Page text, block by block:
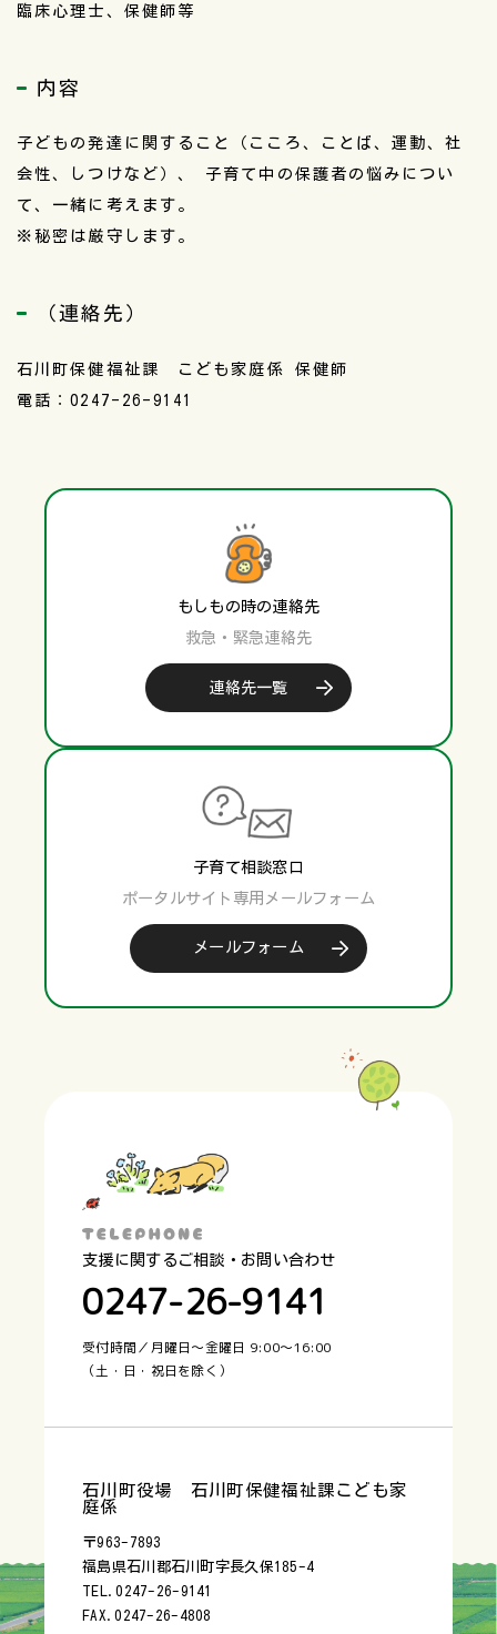
臨床心理士、保健師等
内容
子どもの発達に関すること（こころ、ことば、運動、社
会性、しつけなど）、 子育て中の保護者の悩みについ
て、一緒に考えます。
※秘密は厳守します。
（連絡先）
石川町保健福祉課 こども家庭係 保健師
電話：0247-26-9141
もしもの時の連絡先
救急・緊急連絡先
連絡先一覧
子育て相談窓口
ポータルサイト専用メールフォーム
メールフォーム
支援に関するご相談・お問い合わせ
0247-26-9141
受付時間／月曜日〜金曜日 9:00〜16:00
（土・日・祝日を除く）
石川町役場 石川町保健福祉課こども家
庭係
〒963-7893
福島県石川郡石川町字長久保185-4
TEL.0247-26-9141
FAX.0247-26-4808